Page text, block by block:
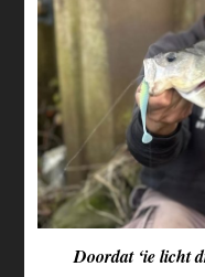
Doordat ‘ie licht